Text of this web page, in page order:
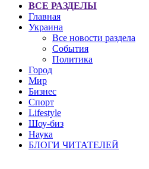
ВСЕ РАЗДЕЛЫ
Главная
Украина
Все новости раздела
События
Политика
Город
Мир
Бизнес
Спорт
Lifestyle
Шоу-биз
Наука
БЛОГИ ЧИТАТЕЛЕЙ